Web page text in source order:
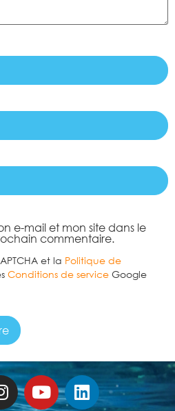
e-mail et mon site dans le
commentaire.
et la Politique de
Conditions de service Google